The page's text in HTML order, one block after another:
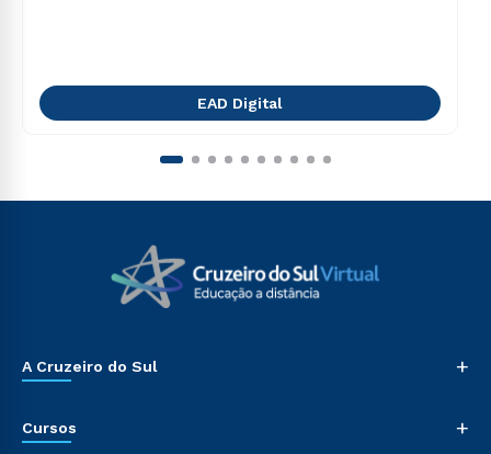
EAD Digital
A Cruzeiro do Sul +
Cursos +